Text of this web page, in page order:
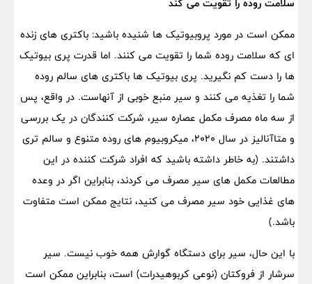
ممکن است در مورد پروبیوتیک ها شنیده باشید: باکتری های زنده
ای که سلامت روده شما را تقویت می کنند. اما قدرت پری بیوتیک
ها را دست کم نگیرید. پری بیوتیک ها باکتری های سالم روده
شما را تغذیه می کنند و سیر منبع خوبی از آنهاست. در واقع، پس
از سه ماه مصرف مکمل عصاره سیر، شرکت کنندگان در یک بررسی
و متاآنالیز در سال ۲۰۲۰، میکروبیوم های روده متنوع و سالم تری
داشتند. (به خاطر داشته باشید که افراد شرکت کننده در این
مطالعات مکمل های سیر مصرف می کردند، بنابراین اگر در وعده
های غذایی خود سیر مصرف می کنید، نتایج ممکن است متفاوت
باشد.)
با این حال، سیر برای دستگاه گوارش همه خوب نیست. سیر
سرشار از فروکتان (نوعی کربوهیدرات) است، بنابراین ممکن است